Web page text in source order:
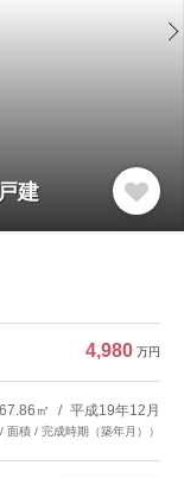
建
4,980 万円
㎡ 平成19年12月
/ 面積 / 完成時期（築年月））